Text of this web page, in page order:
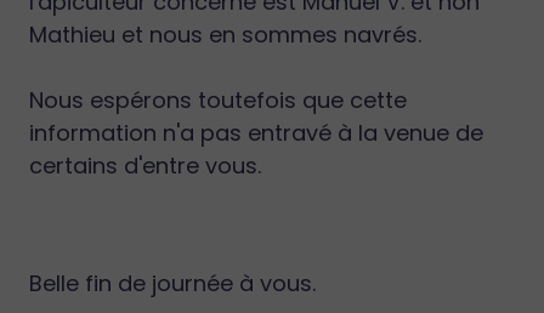
Mathieu et nous en sommes navrés.
Nous espérons toutefois que cette
information n'a pas entravé à la venue de
certains d'entre vous.
Belle fin de journée à vous.